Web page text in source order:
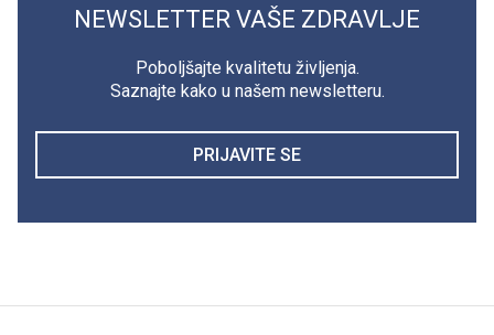
NEWSLETTER VAŠE ZDRAVLJE
Poboljšajte kvalitetu življenja.
Saznajte kako u našem newsletteru.
PRIJAVITE SE